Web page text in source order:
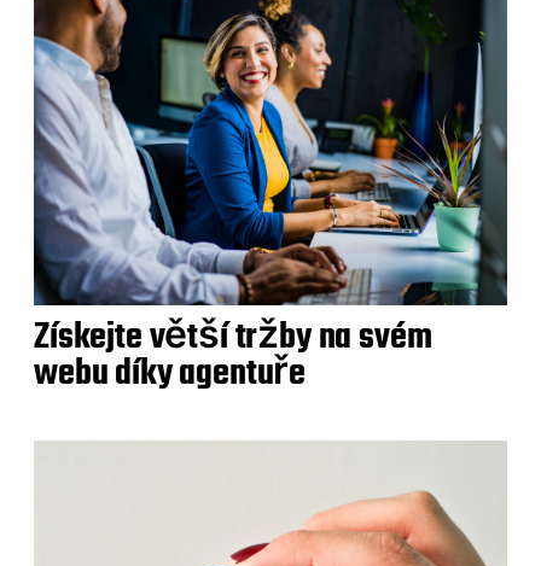
Získejte větší tržby na svém
webu díky agentuře